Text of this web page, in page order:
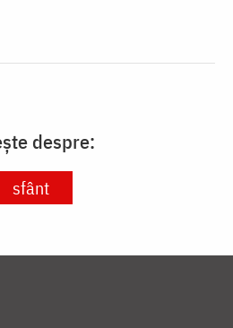
despre:
sfânt